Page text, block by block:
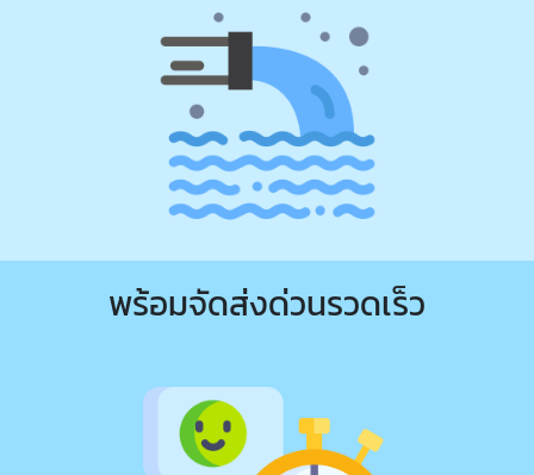
พร้อมจัดส่งด่วนรวดเร็ว